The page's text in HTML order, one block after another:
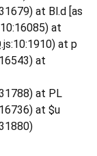
at Bl.d [as
at
at p
at
at PL
at $u